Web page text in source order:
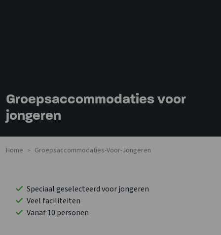
Groepsaccommodaties voor
jongeren
Home > Groepsaccommodaties-Voor-Jongeren
Speciaal geselecteerd voor jongeren
Veel faciliteiten
Vanaf 10 personen